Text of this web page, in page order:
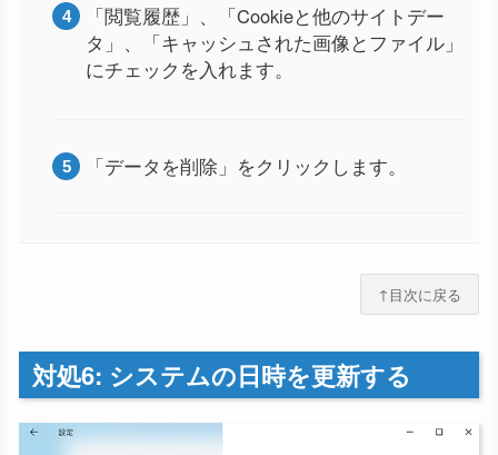
「閲覧履歴」、「Cookieと他のサイトデー
タ」、「キャッシュされた画像とファイル」
にチェックを入れます。
「データを削除」をクリックします。
↑目次に戻る
対処6: システムの日時を更新する